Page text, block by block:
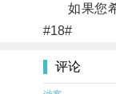
如果您希
#18#
评论